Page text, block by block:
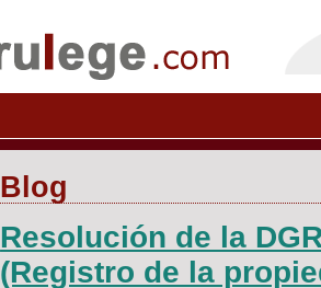
Blog
Resolución de la
(Registro de la